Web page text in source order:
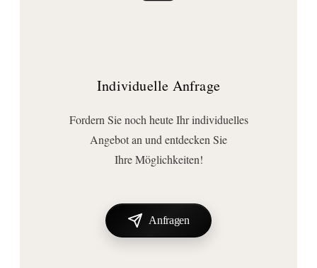
Individuelle Anfrage
Fordern Sie noch heute Ihr individuelles
Angebot an und entdecken Sie
Ihre Möglichkeiten!
Anfragen